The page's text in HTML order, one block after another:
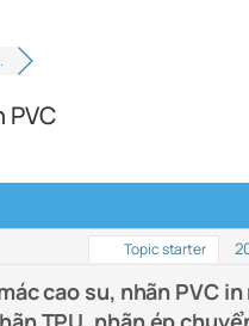
PVC
Topic starter
cao su, nhãn PVC